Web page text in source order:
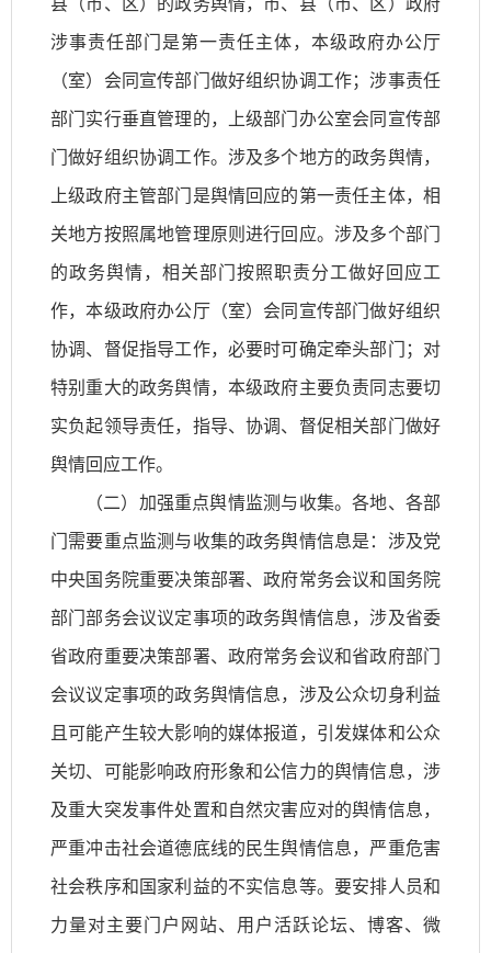
县（市、区）的政务舆情，市、县（市、区）政府
涉事责任部门是第一责任主体，本级政府办公厅
（室）会同宣传部门做好组织协调工作；涉事责任
部门实行垂直管理的，上级部门办公室会同宣传部
门做好组织协调工作。涉及多个地方的政务舆情，
上级政府主管部门是舆情回应的第一责任主体，相
关地方按照属地管理原则进行回应。涉及多个部门
的政务舆情，相关部门按照职责分工做好回应工
作，本级政府办公厅（室）会同宣传部门做好组织
协调、督促指导工作，必要时可确定牵头部门；对
特别重大的政务舆情，本级政府主要负责同志要切
实负起领导责任，指导、协调、督促相关部门做好
舆情回应工作。
（二）加强重点舆情监测与收集。各地、各部
门需要重点监测与收集的政务舆情信息是：涉及党
中央国务院重要决策部署、政府常务会议和国务院
部门部务会议议定事项的政务舆情信息，涉及省委
省政府重要决策部署、政府常务会议和省政府部门
会议议定事项的政务舆情信息，涉及公众切身利益
且可能产生较大影响的媒体报道，引发媒体和公众
关切、可能影响政府形象和公信力的舆情信息，涉
及重大突发事件处置和自然灾害应对的舆情信息，
严重冲击社会道德底线的民生舆情信息，严重危害
社会秩序和国家利益的不实信息等。要安排人员和
力量对主要门户网站、用户活跃论坛、博客、微